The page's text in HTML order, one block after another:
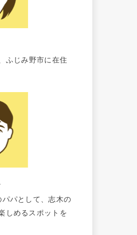
ふじみ野市に在住
パとして、志木の
しめるスポットを